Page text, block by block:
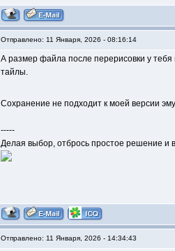
Отправлено: 11 Января, 2026 - 08:16:14
А размер файла после перерисовки у
тайлы.
Сохранение не подходит к моей версии
-----
Делая выбор, отбрось простое решение и
Отправлено: 11 Января, 2026 - 14:34:43